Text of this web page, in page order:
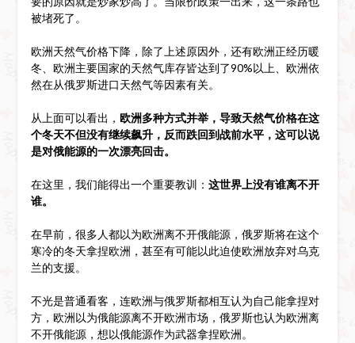
被堵死了。
欧洲天然气价格下降，除了上述原因外，还有欧洲正经历暖
冬、欧洲主要国家的天然气库存皆达到了90%以上、欧洲依
然在从俄罗斯进口天然气等因素有关。
从上面可以看出， 欧洲多种方式并举，导致天然气价格在这
个冬天不但没有继续飙升，反而跌回到战前水平，这可以说
是对俄能源的一次漂亮回击。
在这里，我们能得出一个重要教训： 这世界上没有谁离不开
谁。
在早前，很多人都以为欧洲离不开俄能源，俄罗斯将在这个
寒冷的冬天拿捏欧洲，甚至有可能以此迫使欧洲放弃对乌克
兰的支援。
不光是普通看客，连欧洲与俄罗斯都相互认为自己能拿捏对
方，欧洲以为俄能源离不开欧洲市场，俄罗斯也认为欧洲离
不开俄能源，想以俄能源作为武器拿捏欧洲。